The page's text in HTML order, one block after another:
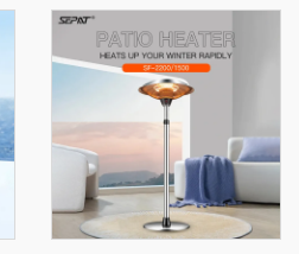
الداخلي والخارجي مع حامل
IP44